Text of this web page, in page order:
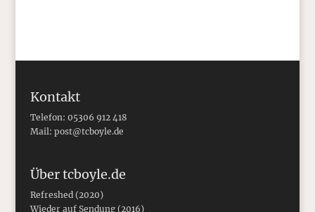
Kontakt
Telefon: 05306 912 418
Mail: post@tcboyle.de
Über tcboyle.de
Refreshed (2020)
Wieder auf Sendung (2016)